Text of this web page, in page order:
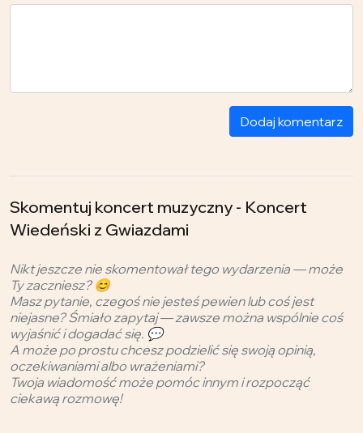
Dodaj komentarz
Skomentuj koncert muzyczny - Koncert
Wiedeński z Gwiazdami
Nikt jeszcze nie skomentował tego wydarzenia — może
Ty zaczniesz? 😊
Masz pytanie, czegoś nie jesteś pewien lub coś jest
niejasne? Śmiało zapytaj — zawsze można wspólnie coś
wyjaśnić i dogadać się. 💬
A może po prostu chcesz podzielić się swoją opinią,
oczekiwaniami albo wrażeniami?
Twoja wiadomość może pomóc innym i rozpocząć
ciekawą rozmowę!